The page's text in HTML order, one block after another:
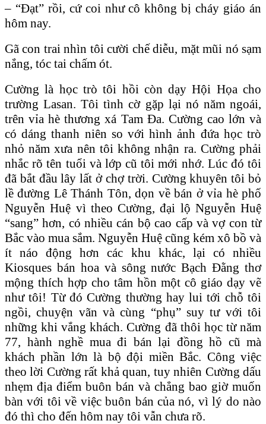
– “Đạt” rồi, cứ coi như cô không bị cháy giáo án
hôm nay.
Gã con trai nhìn tôi cười chế diễu, mặt mũi nó sạm
nắng, tóc tai chấm ót.
Cường là học trò tôi hồi còn dạy Hội Họa cho
trường Lasan. Tôi tình cờ gặp lại nó năm ngoái,
trên vỉa hè thương xá Tam Đa. Cường cao lớn và
có dáng thanh niên so với hình ảnh đứa học trò
nhỏ năm xưa nên tôi không nhận ra. Cường phải
nhắc rõ tên tuổi và lớp cũ tôi mới nhớ. Lúc đó tôi
đã bắt đầu lây lất ở chợ trời. Cường khuyên tôi bỏ
lề đường Lê Thánh Tôn, dọn về bán ở vỉa hè phố
Nguyễn Huệ vì theo Cường, đại lộ Nguyễn Huệ
“sang” hơn, có nhiều cán bộ cao cấp và vợ con từ
Bắc vào mua sắm. Nguyễn Huệ cũng kém xô bồ và
ít náo động hơn các khu khác, lại có nhiều
Kiosques bán hoa và sông nước Bạch Đằng thơ
mộng thích hợp cho tâm hồn một cô giáo dạy vẽ
như tôi! Từ đó Cường thường hay lui tới chỗ tôi
ngồi, chuyện vãn và cùng “phụ” suy tư với tôi
những khi vắng khách. Cường đã thôi học từ năm
77, hành nghề mua đi bán lại đồng hồ cũ mà
khách phần lớn là bộ đội miền Bắc. Công việc
theo lời Cường rất khả quan, tuy nhiên Cường dấu
nhẹm địa điểm buôn bán và chẳng bao giờ muốn
bàn với tôi về việc buôn bán của nó, vì lý do nào
đó thì cho đến hôm nay tôi vẫn chưa rõ.